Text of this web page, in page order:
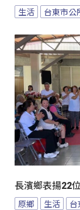
生活 台東市公
長濱鄉表揚22
原鄉 生活